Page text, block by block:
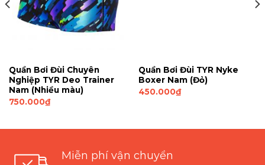
Quần Bơi Đùi Chuyên
Nghiệp TYR Deo Trainer
Nam (Nhiều màu)
750.000₫
Quần Bơi Đùi TYR Nyke
Boxer Nam (Đỏ)
450.000₫
Miễn phí vận chuyển